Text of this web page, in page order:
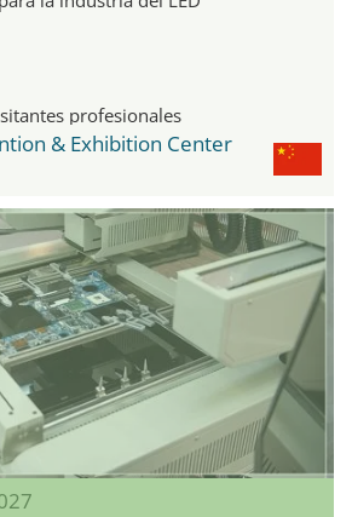
profesionales
& Exhibition Center